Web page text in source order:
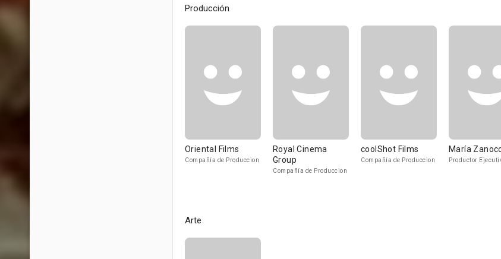
Producción
Oriental Films
Compañía de Produccion
Royal Cinema
Group
Compañía de Produccion
coolShot Films
Compañía de Produccion
María
Productor
Arte